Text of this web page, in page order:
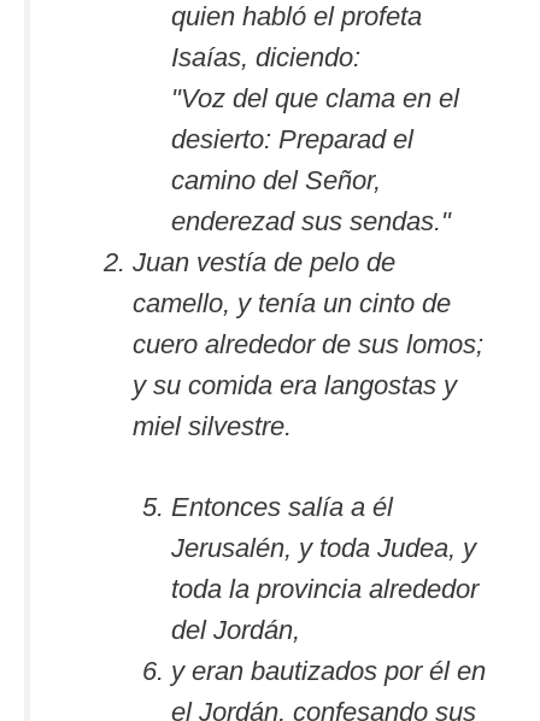
quien habló el profeta
Isaías, diciendo:
"Voz del que clama en el
desierto: Preparad el
camino del Señor,
enderezad sus sendas."
Juan vestía de pelo de
camello, y tenía un cinto de
cuero alrededor de sus lomos;
y su comida era langostas y
miel silvestre.
Entonces salía a él
Jerusalén, y toda Judea, y
toda la provincia alrededor
del Jordán,
y eran bautizados por él en
el Jordán, confesando sus